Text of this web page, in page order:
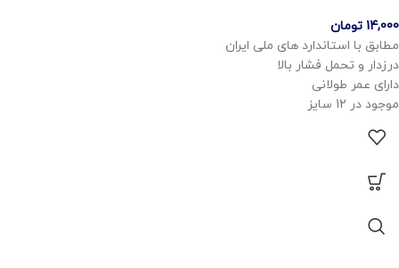
14,000 تومان
مطابق با استاندارد های ملی ایران
درزدار و تحمل فشار بالا
دارای عمر طولانی
موجود در 12 سایز